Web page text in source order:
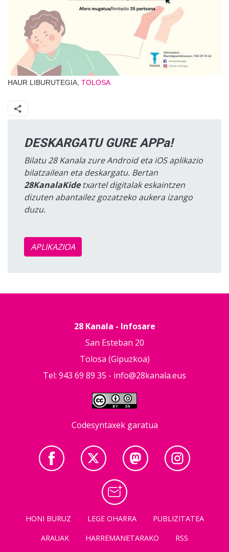
HAUR LIBURUTEGIA, TOLOSA
DESKARGATU GURE APPa!
Bilatu 28 Kanala zure Android eta iOS aplikazio
bilatzailean eta deskargatu. Bertan
28KanalaKidetxartel digitalak eskaintzen
dizuten abantailez gozatzeko aukera izango
duzu.
APLIKAZIOA
28 Kanala - Infosare
San Esteban 20
Tolosa (Gipuzkoa)
Tel: 943 69 89 35 - info@28kanala.eus
Codesyntaxek garatua
HONI BURUZ LEGE OHARRA
PUBLIZITATEA
ARAUAK
HARREMANETARAKO RSS